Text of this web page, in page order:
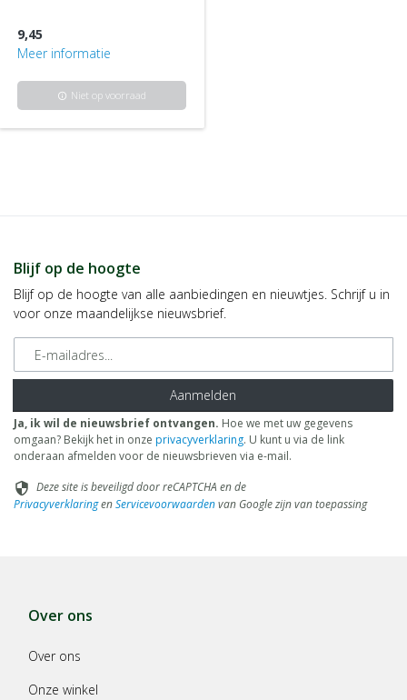
9,45
Meer informatie
info Niet op voorraad
Blijf op de hoogte
Blijf op de hoogte van alle aanbiedingen en nieuwtjes. Schrijf u in
voor onze maandelijkse nieuwsbrief.
E-mailadres
Aanmelden
Ja, ik wil de nieuwsbrief ontvangen. Hoe we met uw gegevens
omgaan? Bekijk het in onze privacyverklaring. U kunt u via de link
onderaan afmelden voor de nieuwsbrieven via e-mail.
security Deze site is beveiligd door reCAPTCHA en de
PrivacyverklaringenServicevoorwaardenvan Google zijn van toepassing
Over ons
Over ons
Onze winkel